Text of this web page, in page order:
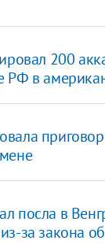
200
РФ в
посла в
за закона